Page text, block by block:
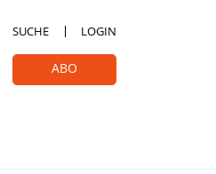
SUCHE LOGIN
ABO